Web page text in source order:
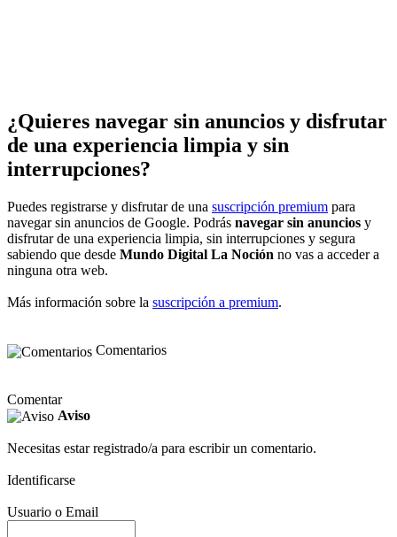
¿Quieres navegar sin anuncios y disfrutar
de una experiencia limpia y sin
interrupciones?
Puedes registrarse y disfrutar de una suscripción premium para
navegar sin anuncios de Google. Podrás navegar sin anuncios y
disfrutar de una experiencia limpia, sin interrupciones y segura
sabiendo que desde Mundo Digital La Noción no vas a acceder a
ninguna otra web.
Más información sobre la suscripción a premium.
Comentarios
Comentar
Aviso
Necesitas estar registrado/a para escribir un comentario.
Identificarse
Usuario o Email